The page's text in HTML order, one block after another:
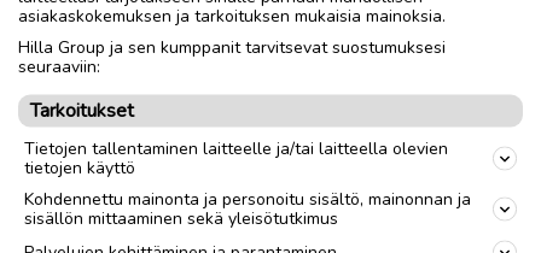
Mistä pohjoisen yrittäjän
kannattaa aloittaa
Perusta rakentuu kolmesta asiasta. Google-
yritysprofiili pitää olla ajan tasalla
aukioloineen, kuvineen ja arvosteluineen.
Toimivatkotisivut yritykselleratkaisevat,
asiakaskokemuksen ja tarkoituksen mukaisia mainoksia.
Hilla Group ja sen kumppanit tarvitsevat suostumuksesi
seuraaviin:
Tarkoitukset
Tietojen tallentaminen laitteelle ja/tai laitteella olevien
tietojen käyttö
Kohdennettu mainonta ja personoitu sisältö, mainonnan ja
sisällön mittaaminen sekä yleisötutkimus